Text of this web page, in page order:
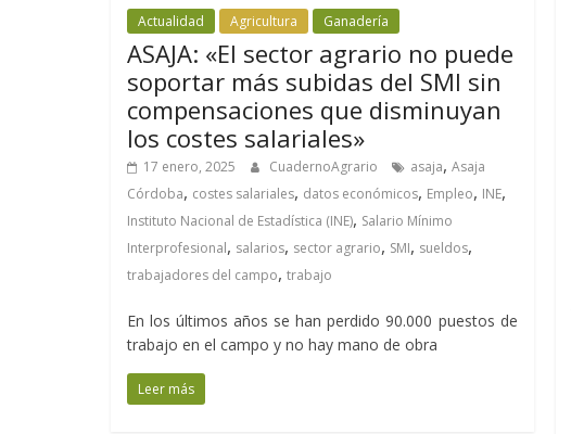
Actualidad Agricultura Ganadería
ASAJA: «El sector agrario no puede
soportar más subidas del SMI sin
compensaciones que disminuyan
los costes salariales»
17 enero, 2025 CuadernoAgrario asaja, Asaja
Córdoba, costes salariales, datos económicos, Empleo, INE,
Instituto Nacional de Estadística (INE), Salario Mínimo
Interprofesional, salarios, sector agrario, SMI, sueldos,
trabajadores del campo, trabajo
En los últimos años se han perdido 90.000 puestos de
trabajo en el campo y no hay mano de obra
Leer más